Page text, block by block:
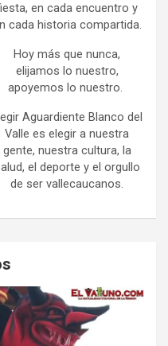
en cada encuentro y
cada historia compartida.
Hoy más que nunca,
elijamos lo nuestro,
apoyemos lo nuestro.
Aguardiente Blanco del
Valle es elegir a nuestra
gente, nuestra cultura, la
el deporte y el orgullo
de ser vallecaucanos.